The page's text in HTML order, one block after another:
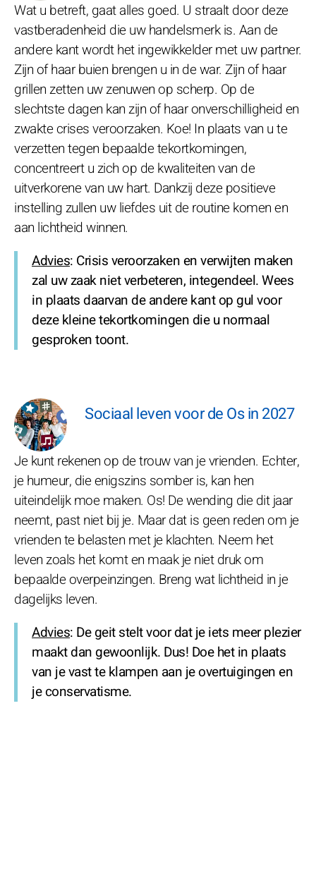
Wat u betreft, gaat alles goed. U straalt door deze
vastberadenheid die uw handelsmerk is. Aan de
andere kant wordt het ingewikkelder met uw partner.
Zijn of haar buien brengen u in de war. Zijn of haar
grillen zetten uw zenuwen op scherp. Op de
slechtste dagen kan zijn of haar onverschilligheid en
zwakte crises veroorzaken. Koe! In plaats van u te
verzetten tegen bepaalde tekortkomingen,
concentreert u zich op de kwaliteiten van de
uitverkorene van uw hart. Dankzij deze positieve
instelling zullen uw liefdes uit de routine komen en
aan lichtheid winnen.
Advies: Crisis veroorzaken en verwijten maken
zal uw zaak niet verbeteren, integendeel. Wees
in plaats daarvan de andere kant op gul voor
deze kleine tekortkomingen die u normaal
gesproken toont.
Sociaal leven voor de Os in 2027
Je kunt rekenen op de trouw van je vrienden. Echter,
je humeur, die enigszins somber is, kan hen
uiteindelijk moe maken. Os! De wending die dit jaar
neemt, past niet bij je. Maar dat is geen reden om je
vrienden te belasten met je klachten. Neem het
leven zoals het komt en maak je niet druk om
bepaalde overpeinzingen. Breng wat lichtheid in je
dagelijks leven.
Advies: De geit stelt voor dat je iets meer plezier
maakt dan gewoonlijk. Dus! Doe het in plaats
van je vast te klampen aan je overtuigingen en
je conservatisme.